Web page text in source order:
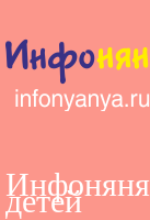
детей